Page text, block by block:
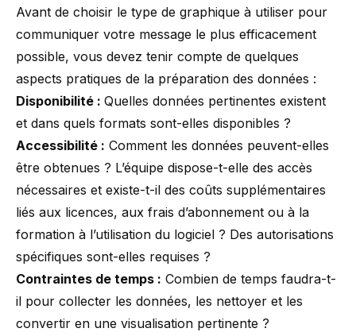
Avant de choisir le type de graphique à utiliser pour
communiquer votre message le plus efficacement
possible, vous devez tenir compte de quelques
aspects pratiques de la préparation des données :
Disponibilité : Quelles données pertinentes existent
et dans quels formats sont-elles disponibles ?
Accessibilité : Comment les données peuvent-elles
être obtenues ? L’équipe dispose-t-elle des accès
nécessaires et existe-t-il des coûts supplémentaires
liés aux licences, aux frais d’abonnement ou à la
formation à l’utilisation du logiciel ? Des autorisations
spécifiques sont-elles requises ?
Contraintes de temps : Combien de temps faudra-t-
il pour collecter les données, les nettoyer et les
convertir en une visualisation pertinente ?